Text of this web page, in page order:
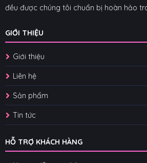
đều được chúng tôi chuẩn bị hoàn hảo
GIỚI THIỆU
Giới thiệu
Liên hệ
Sản phẩm
Tin tức
HỖ TRỢ KHÁCH HÀNG